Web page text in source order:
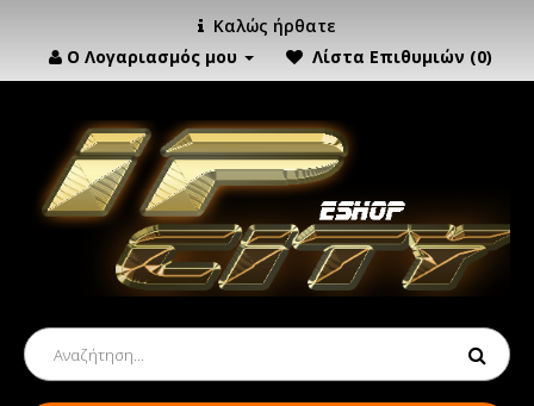
Καλώς ήρθατε
Ο Λογαριασμός μου
Λίστα Επιθυμιών (0)